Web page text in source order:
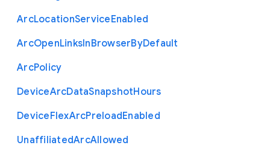
ArcLocationServiceEnabled
ArcOpenLinksInBrowserByDefault
ArcPolicy
DeviceArcDataSnapshotHours
DeviceFlexArcPreloadEnabled
UnaffiliatedArcAllowed